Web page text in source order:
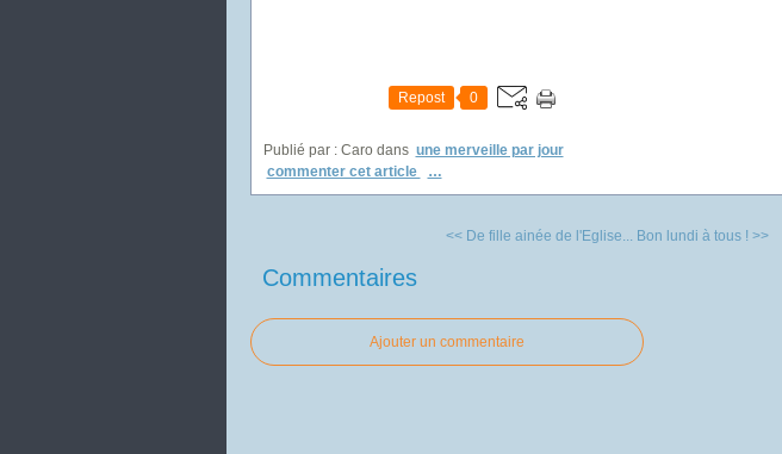
Repost 0
Publié par : Caro dans une merveille par jour
commenter cet article
…
<< De fille ainée de l'Eglise... Bon lundi à tous ! >>
Commentaires
Ajouter un commentaire